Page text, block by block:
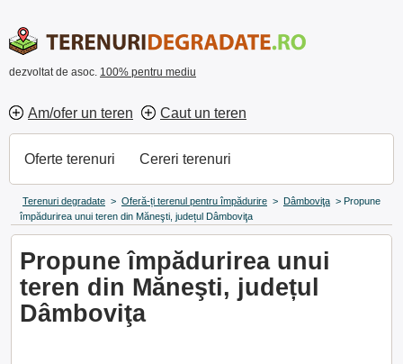
dezvoltat de asoc. 100% pentru mediu
Am/ofer un teren Caut un teren
Oferte terenuri Cereri terenuri
Terenuri degradate > Oferă-ți terenul pentru împădurire > Dâmboviţa > Propune
împădurirea unui teren din Măneşti, județul Dâmboviţa
Propune împădurirea unui
teren din Măneşti, județul
Dâmboviţa